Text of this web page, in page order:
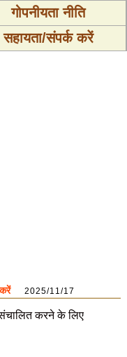
गोपनीयता नीति
सहायता/संपर्क करें
2025/11/17
करने के लिए